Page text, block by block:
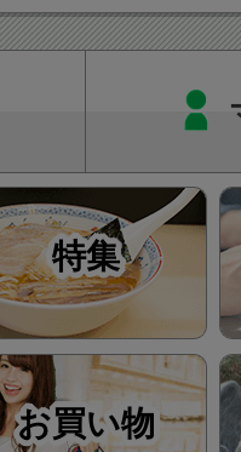
整備され八王
を設けて住民
ました。
徳川は普段は
田畑を耕して
警備など特別
の際に、下級
て軍役の課さ
千人同心を作
野球（甲子園
代表として「
八王子高校」
も八王子夢美
館、居酒屋、
泉、ホテル、
屋、ランチ提
どの多くの有
があり、八王
心に多くの人
がっています
特集
お買い物